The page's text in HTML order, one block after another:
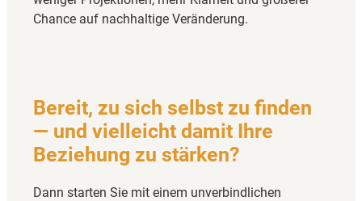
Chance auf nachhaltige Veränderung.
Bereit, zu sich selbst zu finden
— und vielleicht damit Ihre
Beziehung zu stärken?
Dann starten Sie mit einem unverbindlichen